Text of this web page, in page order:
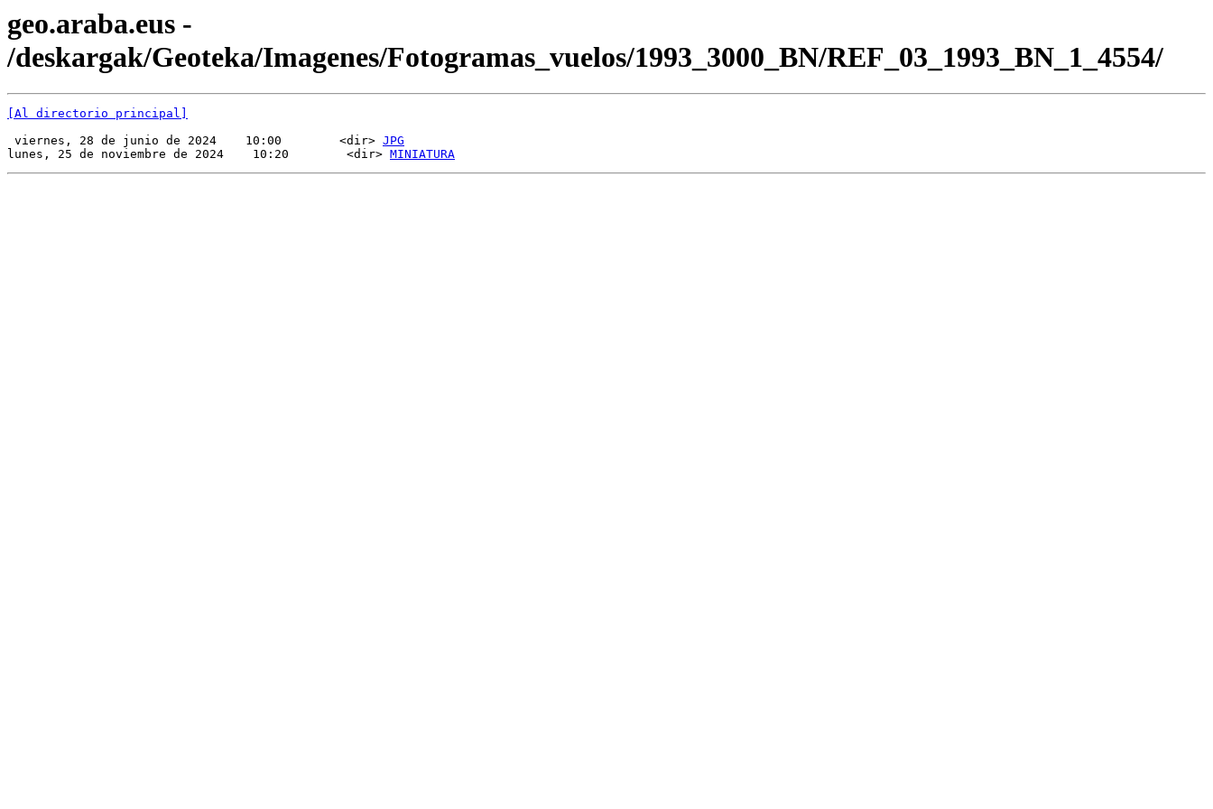
geo.araba.eus -
/deskargak/Geoteka/Imagenes/Fotogramas_vuelos/1993_3000_BN/REF_03_1993_BN_1_4554/
[Al directorio principal]
viernes, 28 de junio de 2024    10:00        <dir> JPG
lunes, 25 de noviembre de 2024    10:20        <dir> MINIATURA